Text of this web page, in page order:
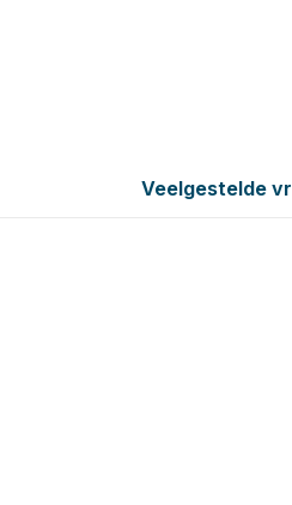
Veelgestelde